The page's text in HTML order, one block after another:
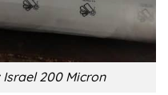
200 Micron